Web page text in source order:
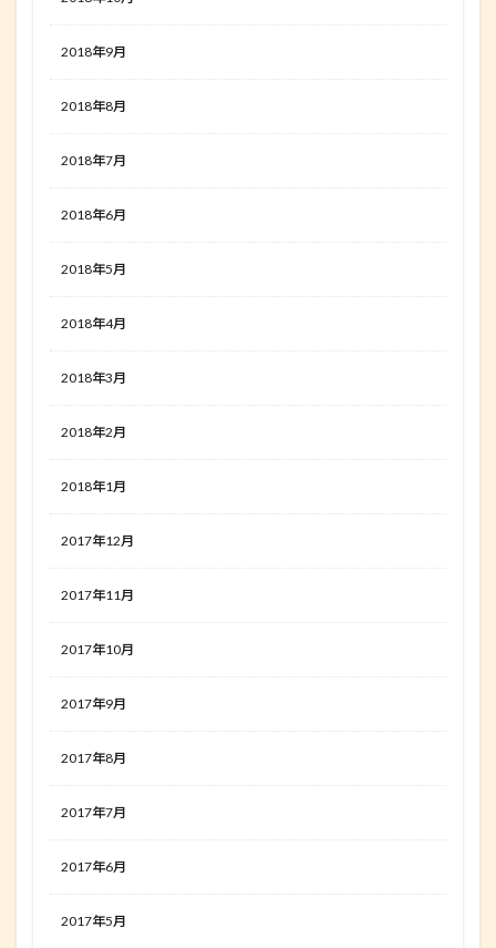
2018年9月
2018年8月
2018年7月
2018年6月
2018年5月
2018年4月
2018年3月
2018年2月
2018年1月
2017年12月
2017年11月
2017年10月
2017年9月
2017年8月
2017年7月
2017年6月
2017年5月